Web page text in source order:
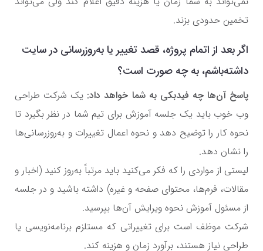
تخمین حدودی بزند.
اگر بعد از اتمام پروژه، قصد تغییر یا به‌روزرسانی در سایت
داشته‌باشم، به چه صورت است؟
پاسخ آن‌ها چه فیدبکی به شما خواهد داد: یک شرکت طراحی
وب خوب باید یک جلسه آموزش برای تیم شما در نظر بگیرد تا
نحوه کار را توضیح دهد و نحوه اعمال تغییرات و به‌روزرسانی‌ها
را نشان دهد.
لیستی از مواردی را که فکر می‌کنید باید مرتباً به‌روز کنید (اخبار و
مقالات، فرم‌ها، محتوای صفحه و غیره) داشته باشید و در جلسه
از مسئول آموزش نحوه ویرایش آن‌ها بپرسید.
شرکت موظف است برای تغییراتی که مستلزم برنامه‌نویسی یا
طراحی نیاز هستند، برآورد زمان و هزینه کند.